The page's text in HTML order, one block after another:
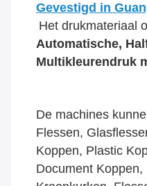
Gevestigd in
Het drukmateriaal
Automatische,
Multikleurendruk
De machines
Flessen,
Koppen, Plastic
Document